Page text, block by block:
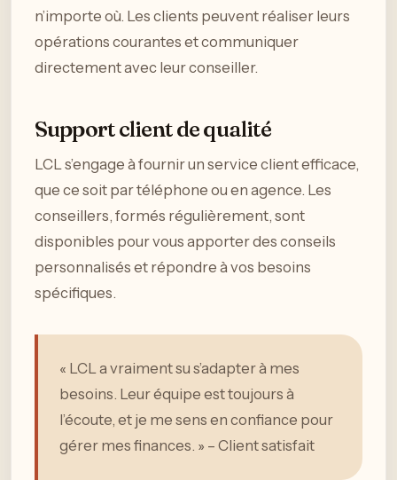
n’importe où. Les clients peuvent réaliser leurs
opérations courantes et communiquer
directement avec leur conseiller.
Support client de qualité
LCL s’engage à fournir un service client efficace,
que ce soit par téléphone ou en agence. Les
conseillers, formés régulièrement, sont
disponibles pour vous apporter des conseils
personnalisés et répondre à vos besoins
spécifiques.
« LCL a vraiment su s’adapter à mes
besoins. Leur équipe est toujours à
l’écoute, et je me sens en confiance pour
gérer mes finances. » – Client satisfait